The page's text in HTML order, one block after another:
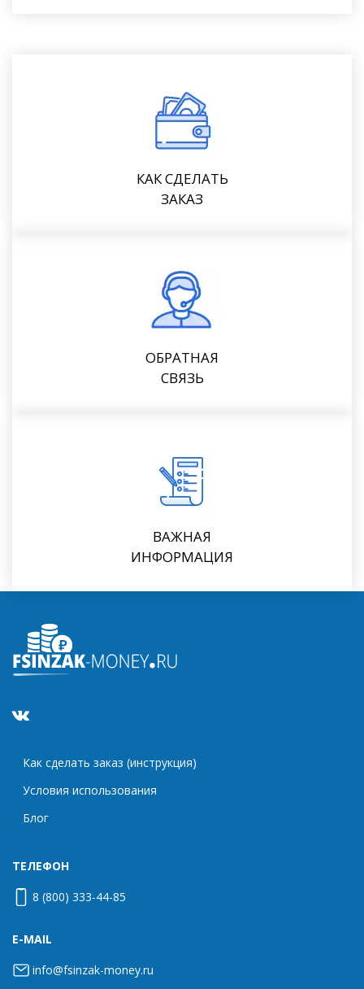
КАК СДЕЛАТЬ
ЗАКАЗ
ОБРАТНАЯ
СВЯЗЬ
ВАЖНАЯ
ИНФОРМАЦИЯ
Как сделать заказ (инструкция)
Условия использования
Блог
ТЕЛЕФОН
8 (800) 333-44-85
E-MAIL
info@fsinzak-money.ru